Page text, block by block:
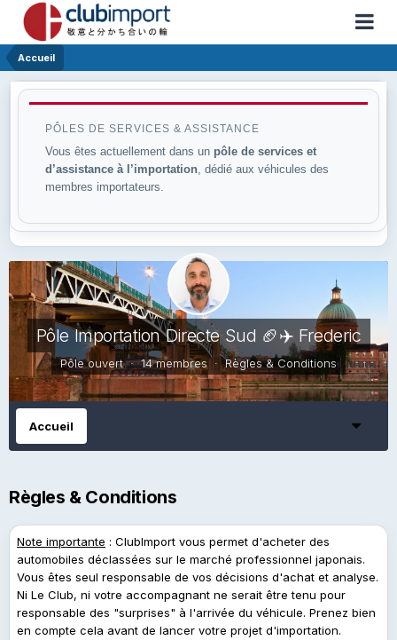
Accueil
PÔLES DE SERVICES & ASSISTANCE
Vous êtes actuellement dans un pôle de services et
d’assistance à l’importation, dédié aux véhicules des
membres importateurs.
Pôle Importation Directe Sud 🏈✈️ Frederic
Pôle ouvert · 14 membres ·Règles & Conditions
Accueil
Règles & Conditions
Note importante : ClubImport vous permet d'acheter des
automobiles déclassées sur le marché professionnel japonais.
Vous êtes seul responsable de vos décisions d'achat et analyse.
Ni Le Club, ni votre accompagnant ne serait être tenu pour
responsable des "surprises" à l'arrivée du véhicule. Prenez bien
en compte cela avant de lancer votre projet d'importation.